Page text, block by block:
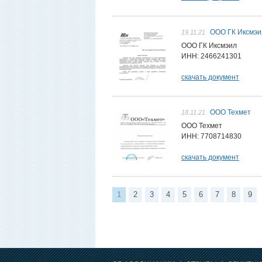
19.11.21
ООО ГК
ООО ГК Иксмэил
ИНН: 2466241301
скачать документ
18.11.21
ООО Техмет
ООО Техмет
ИНН: 7708714830
скачать документ
1 2 3 4 5 6 7 8 9